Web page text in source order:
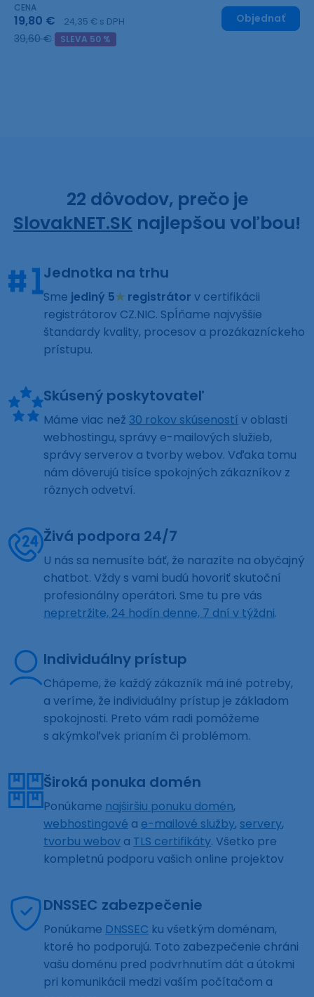
CENA
19,80 € 24,35 € s DPH
39,60 € SLEVA 50 %
Objednať
22 dôvodov, prečo je
SlovakNET.SK najlepšou voľbou!
Jednotka na trhu
Sme jediný 5★ registrátor v certifikácii
registrátorov CZ.NIC. Spĺňame najvyššie
štandardy kvality, procesov a prozákazníckeho
prístupu.
Skúsený poskytovateľ
Máme viac než 30 rokov skúseností v oblasti
webhostingu, správy e-mailových služieb,
správy serverov a tvorby webov. Vďaka tomu
nám dôverujú tisíce spokojných zákazníkov z
rôznych odvetví.
Živá podpora 24/7
U nás sa nemusíte báť, že narazíte na obyčajný
chatbot. Vždy s vami budú hovoriť skutoční
profesionálny operátori. Sme tu pre vás
nepretržite, 24 hodín denne, 7 dní v týždni.
Individuálny prístup
Chápeme, že každý zákazník má iné potreby,
a veríme, že individuálny prístup je základom
spokojnosti. Preto vám radi pomôžeme
s akýmkoľvek prianím či problémom.
Široká ponuka domén
Ponúkame najširšiu ponuku domén,
webhostingové a e-mailové služby, servery,
tvorbu webov a TLS certifikáty. Všetko pre
kompletnú podporu vašich online projektov
DNSSEC zabezpečenie
Ponúkame DNSSEC ku všetkým doménam,
ktoré ho podporujú. Toto zabezpečenie chráni
vašu doménu pred podvrhnutím dát a útokmi
pri komunikácii medzi vaším počítačom a